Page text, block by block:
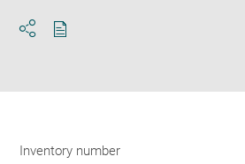
Inventory number